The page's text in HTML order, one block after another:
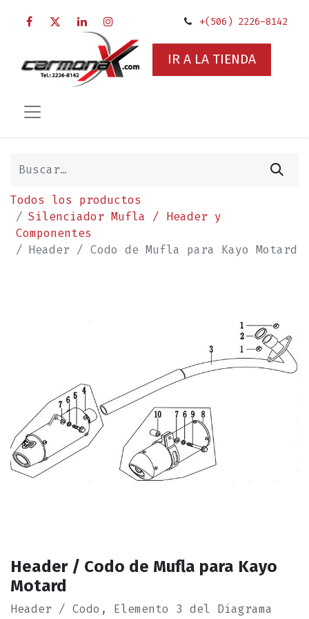
+(506) 2226-8142
IR A LA TIENDA
Todos los productos
Silenciador Mufla / Header y
Componentes
Header / Codo de Mufla para Kayo Motard
Header / Codo de Mufla para Kayo
Motard
Header / Codo, Elemento 3 del Diagrama